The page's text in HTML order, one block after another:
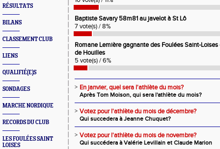
RÉSULTATS
BILANS
CLASSEMENT CLUB
LIENS
QUALIFIÉ(E)S
SONDAGES
MARCHE NORDIQUE
RECORDS DU CLUB
LES FOULÉES SAINT
LOISES
Baptiste Savary 58m81 au javelot à St Lô
7 vote(s) / 8%
Romane Lemière gagnante des Foulées Saint-
de Houilles
5 vote(s) / 6%
> En janvier, quel sera l'athlète du mois?
Après Tom Moison, qui sera l'athlète du mois?
> Votez pour l'athlète du mois de décembre?
Qui succedera à Jeanne Chuquet?
> Votez pour l'athlète du mois de novembre?
Qui succédera à Valérie Levillain et Claude Marion